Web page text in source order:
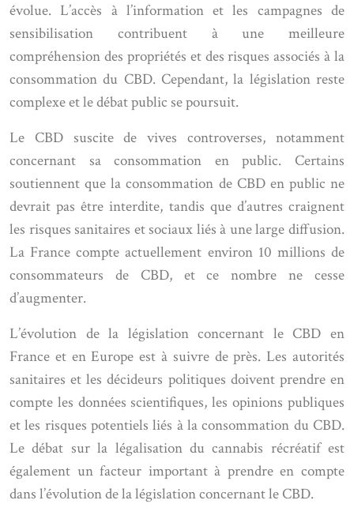
évolue. L’accès à l’information et les campagnes de
sensibilisation contribuent à une meilleure
compréhension des propriétés et des risques associés à la
consommation du CBD. Cependant, la législation reste
complexe et le débat public se poursuit.
Le CBD suscite de vives controverses, notamment
concernant sa consommation en public. Certains
soutiennent que la consommation de CBD en public ne
devrait pas être interdite, tandis que d’autres craignent
les risques sanitaires et sociaux liés à une large diffusion.
La France compte actuellement environ 10 millions de
consommateurs de CBD, et ce nombre ne cesse
d’augmenter.
L’évolution de la législation concernant le CBD en
France et en Europe est à suivre de près. Les autorités
sanitaires et les décideurs politiques doivent prendre en
compte les données scientifiques, les opinions publiques
et les risques potentiels liés à la consommation du CBD.
Le débat sur la légalisation du cannabis récréatif est
également un facteur important à prendre en compte
dans l’évolution de la législation concernant le CBD.